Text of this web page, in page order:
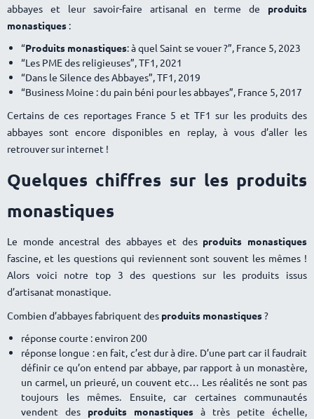
abbayes et leur savoir-faire artisanal en terme de produits
monastiques :
“Produits monastiques: à quel Saint se vouer ?”, France 5, 2023
“Les PME des religieuses”, TF1, 2021
“Dans le Silence des Abbayes”, TF1, 2019
“Business Moine : du pain béni pour les abbayes”, France 5, 2017
Certains de ces reportages France 5 et TF1 sur les produits des
abbayes sont encore disponibles en replay, à vous d’aller les
retrouver sur internet !
Quelques chiffres sur les produits
monastiques
Le monde ancestral des abbayes et des produits monastiques
fascine, et les questions qui reviennent sont souvent les mêmes !
Alors voici notre top 3 des questions sur les produits issus
d’artisanat monastique.
Combien d’abbayes fabriquent des produits monastiques?
réponse courte : environ 200
réponse longue : en fait, c’est dur à dire. D’une part car il faudrait
définir ce qu’on entend par abbaye, par rapport à un monastère,
un carmel, un prieuré, un couvent etc… Les réalités ne sont pas
toujours les mêmes. Ensuite, car certaines communautés
vendent des produits monastiques à très petite échelle,